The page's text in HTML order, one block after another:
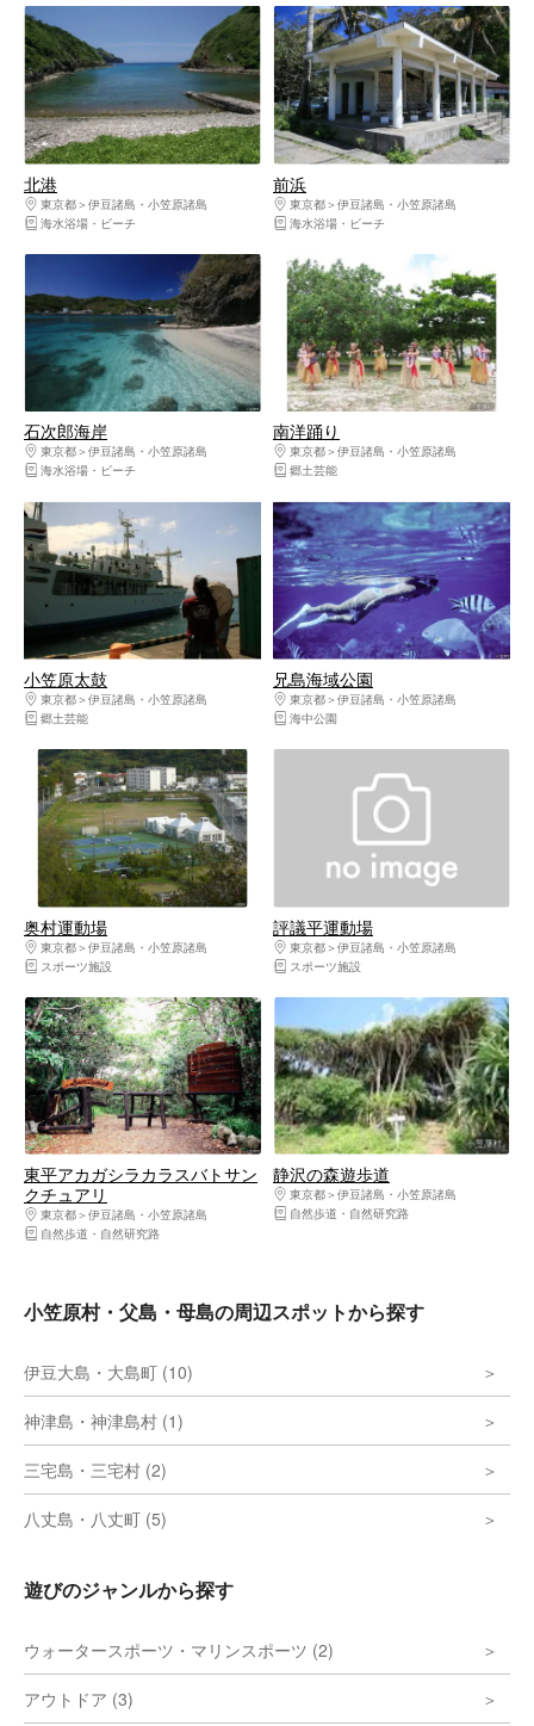
北港
東京都
伊豆諸島・小笠原諸島
海水浴場・ビーチ
前浜
東京都
伊豆諸島・小笠原諸島
海水浴場・ビーチ
石次郎海岸
東京都
伊豆諸島・小笠原諸島
海水浴場・ビーチ
南洋踊り
東京都
伊豆諸島・小笠原諸島
郷土芸能
小笠原太鼓
東京都
伊豆諸島・小笠原諸島
郷土芸能
兄島海域公園
東京都
伊豆諸島・小笠原諸島
海中公園
奥村運動場
東京都
伊豆諸島・小笠原諸島
スポーツ施設
評議平運動場
東京都
伊豆諸島・小笠原諸島
スポーツ施設
東平アカガシラカラスバトサン
クチュアリ
東京都
伊豆諸島・小笠原諸島
自然歩道・自然研究路
静沢の森遊歩道
東京都
伊豆諸島・小笠原諸島
自然歩道・自然研究路
小笠原村・父島・母島の周辺スポットから探す
伊豆大島・大島町 (10)
神津島・神津島村 (1)
三宅島・三宅村 (2)
八丈島・八丈町 (5)
遊びのジャンルから探す
ウォータースポーツ・マリンスポーツ (2)
アウトドア (3)